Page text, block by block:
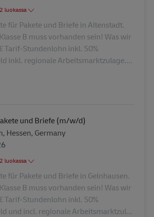
Tehtävä saatavilla 2 luokassa
für Pakete und Briefe in Altenstadt.
B muss vorhanden sein! Was wir
Tarif-Stundenlohn inkl. 50%
inkl. regionale Arbeitsmarktzulage....
und Briefe (m/w/d)
Hessen, Germany
Tehtävä saatavilla 2 luokassa
für Pakete und Briefe in Gelnhausen.
B muss vorhanden sein! Was wir
Tarif-Stundenlohn inkl. 50%
und incl. regionale Arbeitsmarktzul...